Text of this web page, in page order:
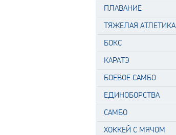
ПЛАВАНИЕ
ТЯЖЕЛАЯ АТЛЕТИКА
БОКС
КАРАТЭ
БОЕВОЕ САМБО
ЕДИНОБОРСТВА
САМБО
ХОККЕЙ С МЯЧОМ